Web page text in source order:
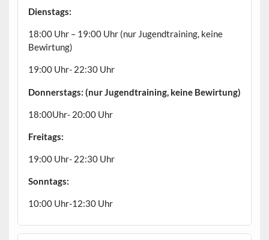
Dienstags:
18:00 Uhr – 19:00 Uhr (nur Jugendtraining, keine
Bewirtung)
19:00 Uhr- 22:30 Uhr
Donnerstags: (nur Jugendtraining, keine Bewirtung)
18:00Uhr- 20:00 Uhr
Freitags:
19:00 Uhr- 22:30 Uhr
Sonntags:
10:00 Uhr-12:30 Uhr